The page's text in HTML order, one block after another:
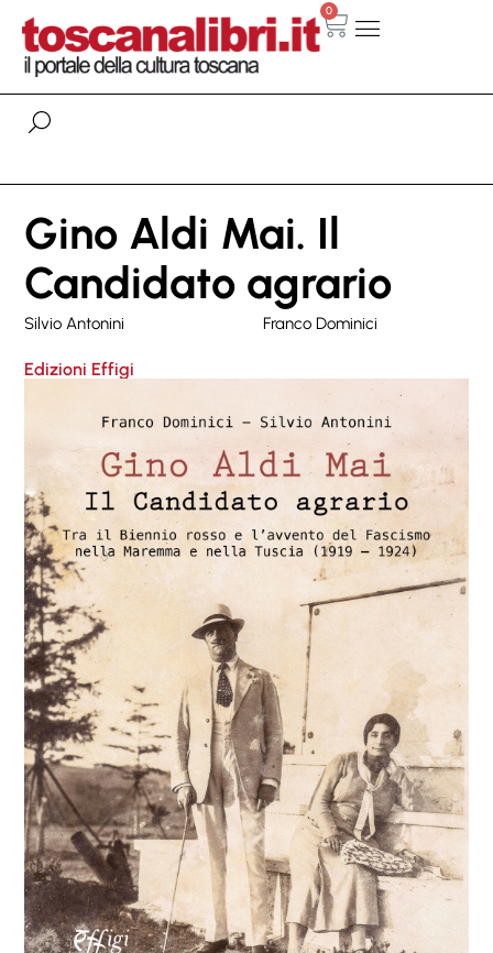
0
Gino Aldi Mai. Il
Candidato agrario
Silvio Antonini Franco Dominici
Edizioni Effigi